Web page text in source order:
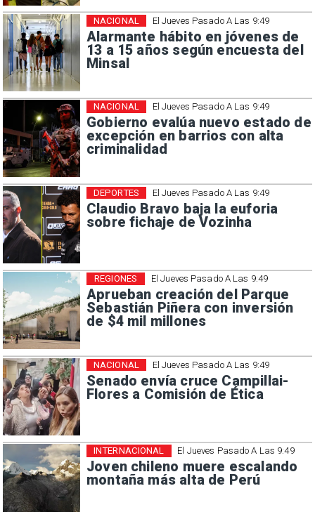
El Jueves Pasado A Las 9:49
Alarmante hábito en jóvenes de
13 a 15 años según encuesta del
Minsal
NACIONAL
El Jueves Pasado A Las 9:49
Gobierno evalúa nuevo estado de
excepción en barrios con alta
criminalidad
NACIONAL
El Jueves Pasado A Las 9:49
Claudio Bravo baja la euforia
sobre fichaje de Vozinha
DEPORTES
El Jueves Pasado A Las 9:49
Aprueban creación del Parque
Sebastián Piñera con inversión
de $4 mil millones
REGIONES
El Jueves Pasado A Las 9:49
Senado envía cruce Campillai-
Flores a Comisión de Ética
NACIONAL
El Jueves Pasado A Las 9:49
Joven chileno muere escalando
montaña más alta de Perú
INTERNACIONAL